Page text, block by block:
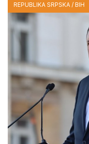
REPUBLIKA SRPSKA / BIH